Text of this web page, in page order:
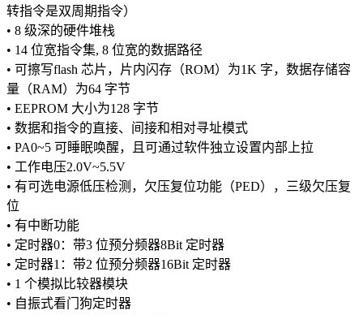
转指令是双周期指令）
• 8 级深的硬件堆栈
• 14 位宽指令集, 8 位宽的数据路径
• 可擦写flash 芯片，片内闪存（ROM）为1K 字，数据存储容
量（RAM）为64 字节
• EEPROM 大小为128 字节
• 数据和指令的直接、间接和相对寻址模式
• PA0~5 可睡眠唤醒，且可通过软件独立设置内部上拉
• 工作电压2.0V~5.5V
• 有可选电源低压检测，欠压复位功能（PED），三级欠压复
位
• 有中断功能
• 定时器0：带3 位预分频器8Bit 定时器
• 定时器1：带2 位预分频器16Bit 定时器
• 1 个模拟比较器模块
• 自振式看门狗定时器